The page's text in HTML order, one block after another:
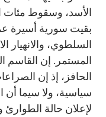
الأسد، وسقوط مئات
بقيت سورية أسيرة
السلطوي، والانهيار
المستمر. إن القاسم
الحافز، إذ إن
سياسية، ولا سيما أن
لإعلان حالة الطوارئ